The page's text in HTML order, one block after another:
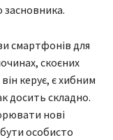
засновника.
смартфонів для
скоєних
керує, є хибним
досить складно.
нові
особисто